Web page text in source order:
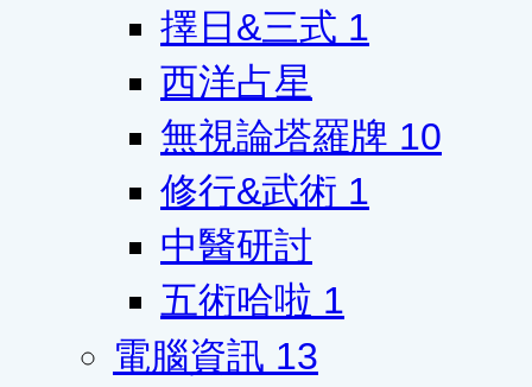
擇日&三式 1
西洋占星
無視論塔羅牌 10
修行&武術 1
中醫研討
五術哈啦 1
電腦資訊 13